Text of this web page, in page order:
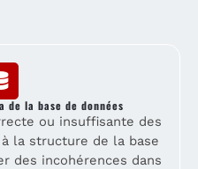
de la base de données
ou insuffisante des
la structure de la base
des incohérences dans